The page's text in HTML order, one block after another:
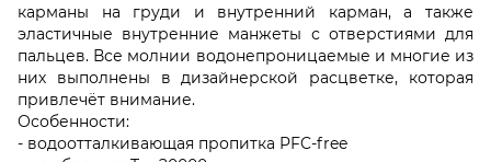
карманы на груди и внутренний карман, а также
эластичные внутренние манжеты с отверстиями для
пальцев. Все молнии водонепроницаемые и многие из
них выполнены в дизайнерской расцветке, которая
привлечёт внимание.
Особенности:
- водоотталкивающая пропитка PFC-free